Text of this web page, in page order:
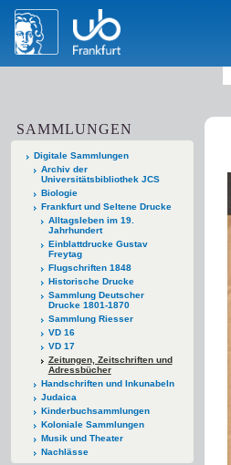
SAMMLUNGEN
Digitale Sammlungen
Archiv der
Universitätsbibliothek JCS
Biologie
Frankfurt und Seltene Drucke
Alltagsleben im 19.
Jahrhundert
Einblattdrucke Gustav
Freytag
Flugschriften 1848
Historische Drucke
Sammlung Deutscher
Drucke 1801-1870
Sammlung Riesser
VD 16
VD 17
Zeitungen, Zeitschriften und
Adressbücher
Handschriften und Inkunabeln
Judaica
Kinderbuchsammlungen
Koloniale Sammlungen
Musik und Theater
Nachlässe